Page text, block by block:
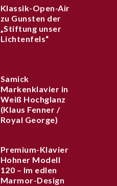
Klassik-Open-Air
zu Gunsten der
„Stiftung unser
Lichtenfels“
Samick
Markenklavier in
Weiß Hochglanz
(Klaus Fenner /
Royal George)
Premium-Klavier
Hohner Modell
120 – Im edlen
Marmor-Design